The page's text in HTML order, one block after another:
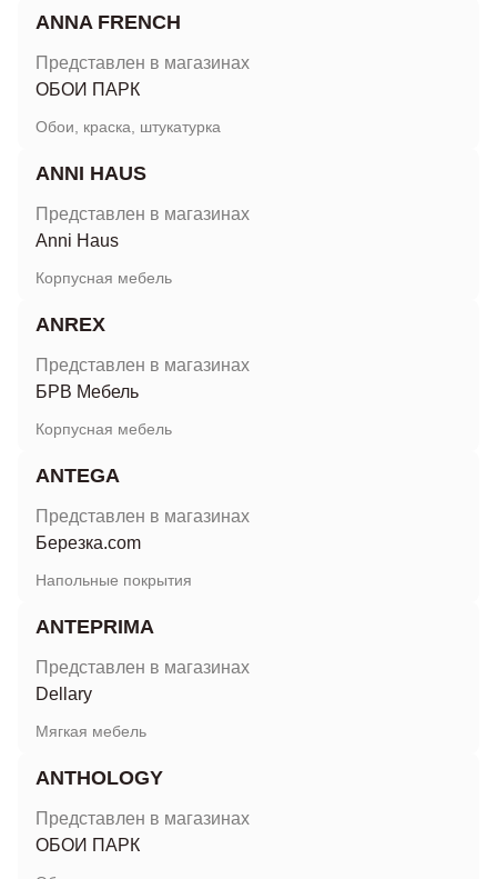
ANNA FRENCH
Представлен в магазинах
ОБОИ ПАРК
Обои, краска, штукатурка
ANNI HAUS
Представлен в магазинах
Anni Haus
Корпусная мебель
ANREX
Представлен в магазинах
БРВ Мебель
Корпусная мебель
ANTEGA
Представлен в магазинах
Березка.com
Напольные покрытия
ANTEPRIMA
Представлен в магазинах
Dellary
Мягкая мебель
ANTHOLOGY
Представлен в магазинах
ОБОИ ПАРК